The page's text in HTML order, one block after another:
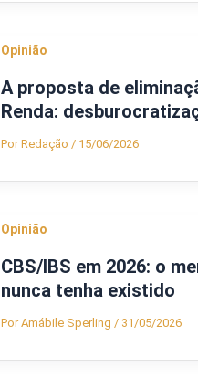
Opinião
A proposta de
Renda:
PorRedação / 15/06/2026
Opinião
CBS/IBS em 2026: o
nunca tenha existido
PorAmábile Sperling / 31/05/2026